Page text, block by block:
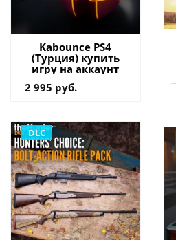
Kabounce PS4
(Турция) купить
игру на аккаунт
2 995 руб.
DLC